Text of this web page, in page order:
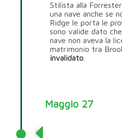
Stilista alla
una nave anche se
Ridge le porta le
sono valide dato
nave non aveva la
matrimonio tra
invalidato.
Maggio 27